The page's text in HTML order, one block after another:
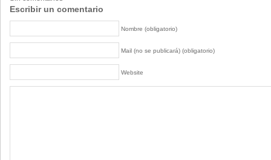
Escribir un comentario
Nombre (obligatorio)
Mail (no se publicará) (obligatorio)
Website